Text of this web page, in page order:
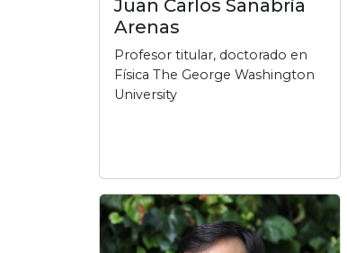
Juan Carlos Sanabria
Arenas
Profesor titular, doctorado en
Física The George Washington
University